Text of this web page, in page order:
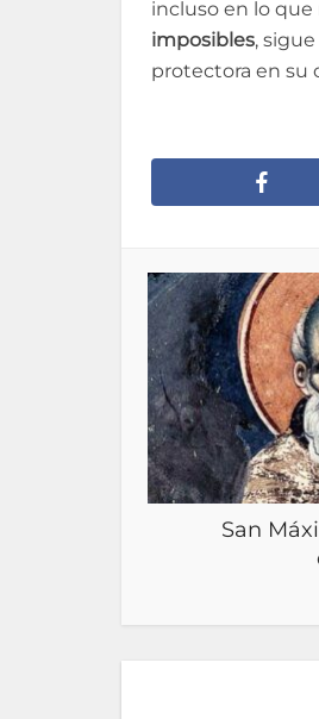
incluso en lo
imposibles,
protectora en su
San